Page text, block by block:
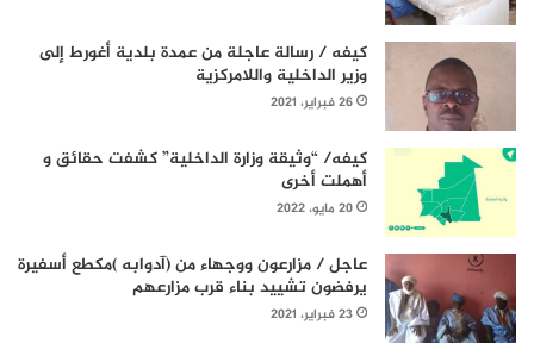
كيفه / رسالة عاجلة من عمدة بلدية أغورط إلى
وزير الداخلية واللامركزية
26 فبراير، 2021
كيفه/ “وثيقة وزارة الداخلية” كشفت حقائق و
أهملت أخرى
20 مايو، 2022
عاجل / مزارعون ووجهاء من (آدوابه )مكطع أسفيرة
يرفضون تشييد بناء قرب مزارعهم
23 فبراير، 2021